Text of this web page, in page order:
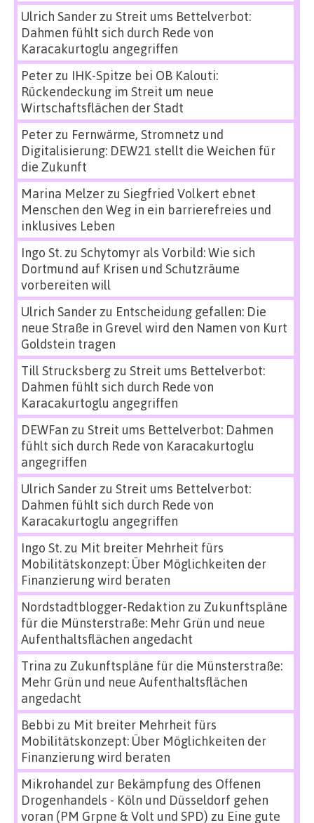
Ulrich Sanderzu Streit ums Bettelverbot:
Dahmen fühlt sich durch Rede von
Karacakurtoglu angegriffen
Peterzu IHK-Spitze bei OB Kalouti:
Rückendeckung im Streit um neue
Wirtschaftsflächen der Stadt
Peterzu Fernwärme, Stromnetz und
Digitalisierung: DEW21 stellt die Weichen für
die Zukunft
Marina Melzerzu Siegfried Volkert ebnet
Menschen den Weg in ein barrierefreies und
inklusives Leben
Ingo St.zu Schytomyr als Vorbild: Wie sich
Dortmund auf Krisen und Schutzräume
vorbereiten will
Ulrich Sanderzu Entscheidung gefallen: Die
neue Straße in Grevel wird den Namen von Kurt
Goldstein tragen
Till Strucksbergzu Streit ums Bettelverbot:
Dahmen fühlt sich durch Rede von
Karacakurtoglu angegriffen
DEWFan zu Streit ums Bettelverbot: Dahmen
fühlt sich durch Rede von Karacakurtoglu
angegriffen
Ulrich Sanderzu Streit ums Bettelverbot:
Dahmen fühlt sich durch Rede von
Karacakurtoglu angegriffen
Ingo St.zu Mit breiter Mehrheit fürs
Mobilitätskonzept: Über Möglichkeiten der
Finanzierung wird beraten
Nordstadtblogger-Redaktion zu Zukunftspläne
für die Münsterstraße: Mehr Grün und neue
Aufenthaltsflächen angedacht
Trina zu Zukunftspläne für die Münsterstraße:
Mehr Grün und neue Aufenthaltsflächen
angedacht
Bebbi zu Mit breiter Mehrheit fürs
Mobilitätskonzept: Über Möglichkeiten der
Finanzierung wird beraten
Mikrohandel zur Bekämpfung des Offenen
Drogenhandels - Köln und Düsseldorf gehen
voran (PM Grpne & Volt und SPD) zu Eine gute